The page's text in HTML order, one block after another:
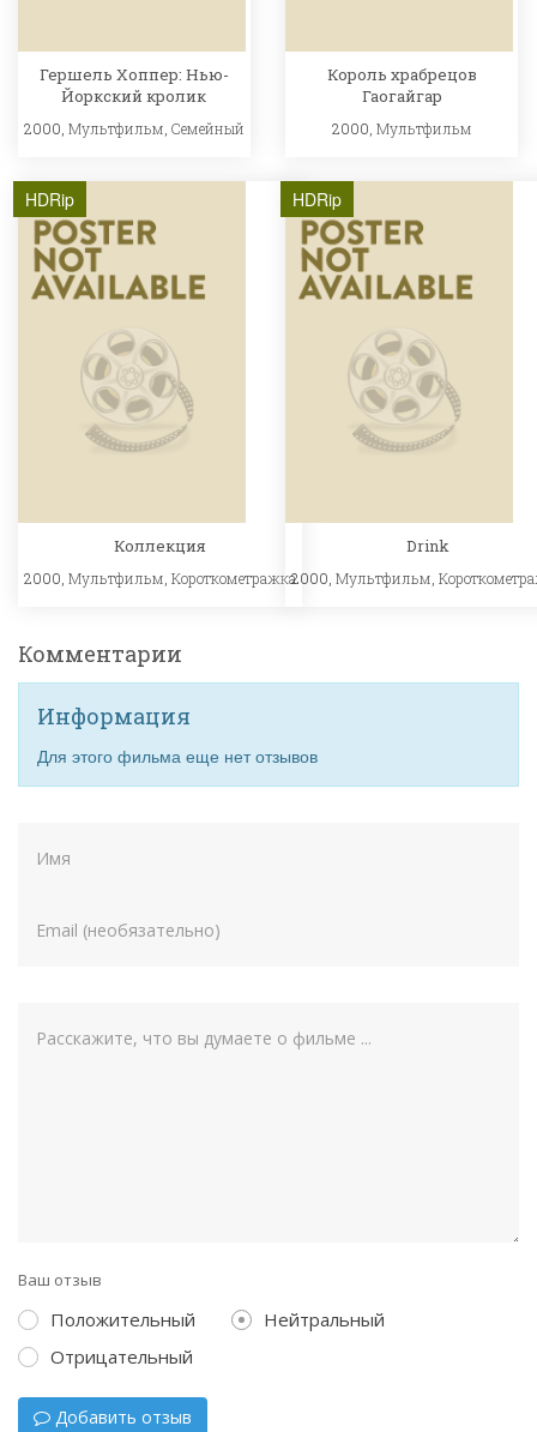
Гершель Хоппер: Нью-
Йоркский кролик
2000, Мультфильм Семейный
Король храбрецов
Гаогайгар
2000, Мультфильм
HDRip
Коллекция
2000, Мультфильм Короткометражка
HDRip
Drink
2000,Мультфильм ,
Комментарии
Информация
Для этого фильма еще нет отзывов
Ваш отзыв
Положительный
Нейтральный
Отрицательный
Добавить отзыв